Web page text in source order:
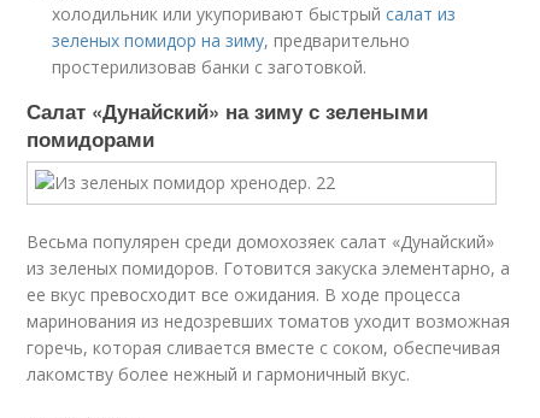
холодильник или укупоривают быстрыйсалат из
зеленых помидор на зиму, предварительно
простерилизовав банки с заготовкой.
Салат «Дунайский» на зиму с зелеными
помидорами
Весьма популярен среди домохозяек салат «Дунайский»
из зеленых помидоров. Готовится закуска элементарно, а
ее вкус превосходит все ожидания. В ходе процесса
маринования из недозревших томатов уходит возможная
горечь, которая сливается вместе с соком, обеспечивая
лакомству более нежный и гармоничный вкус.